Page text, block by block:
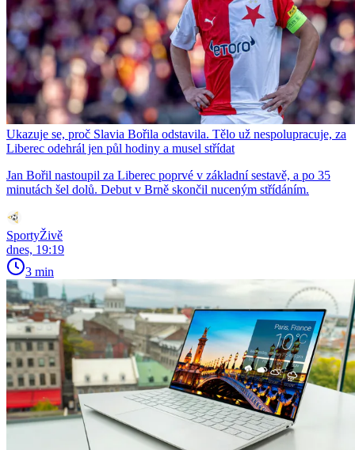
Ukazuje se, proč Slavia Bořila odstavila. Tělo už nespolupracuje, za
Liberec odehrál jen půl hodiny a musel střídat
Jan Bořil nastoupil za Liberec poprvé v základní sestavě, a po 35
minutách šel dolů. Debut v Brně skončil nuceným střídáním.
SportyŽivě
dnes, 19:19
3 min